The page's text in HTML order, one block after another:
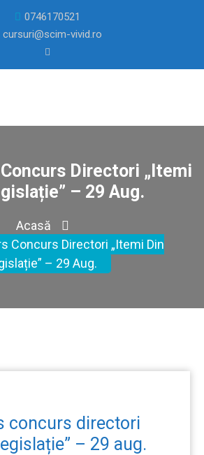
0746170521
cursuri@scim-vivid.ro
Directori „Itemi
– 29 Aug.
Acasă
Concurs Directori „Itemi Din
– 29 Aug.
concurs directori
– 29 aug.